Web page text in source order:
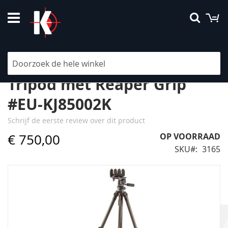
naar
de
KJI K800 Carbon Fiber
Tripod met Reaper Grip
#EU-KJ85002K
Schrijf de eerste review over dit product
€ 750,00
OP VOORRAAD
SKU
3165